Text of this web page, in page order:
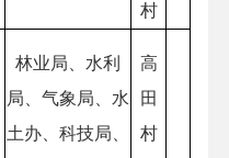
村
林业局、水利
局、气象局、水
土办、科技局、
高
田
村